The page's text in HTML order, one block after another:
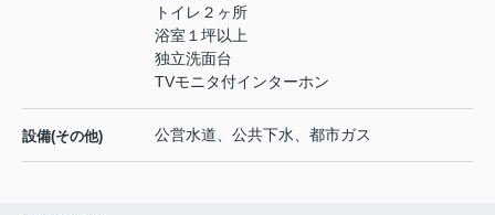
トイレ２ヶ所
浴室１坪以上
独立洗面台
TVモニタ付インターホン
設備(その他) 公営水道、公共下水、都市ガス